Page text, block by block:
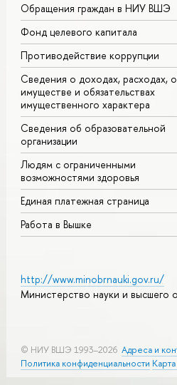
Обращения граждан в НИУ ВШЭ
Фонд целевого капитала
Противодействие коррупции
Сведения о доходах, расходах,
имуществе и обязательствах
имущественного характера
Сведения об образовательной
организации
Людям с ограниченными
возможностями здоровья
Единая платежная страница
Работа в Вышке
http://www.minobrnauki.gov.ru/
Министерство науки и высшего
© НИУ ВШЭ 1993–2026 Адреса и
Политика конфиденциальности